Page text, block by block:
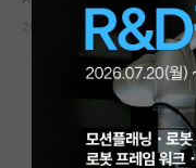
연구실&오픈랩
커뮤니티
커뮤니티 홈
전체글보기
2026.05.06 13 15926